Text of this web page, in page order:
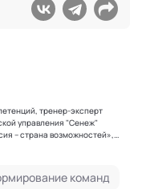
тренер-эксперт
управления "Сенеж"
– страна возможностей»,
командного
Академии социальных
команд